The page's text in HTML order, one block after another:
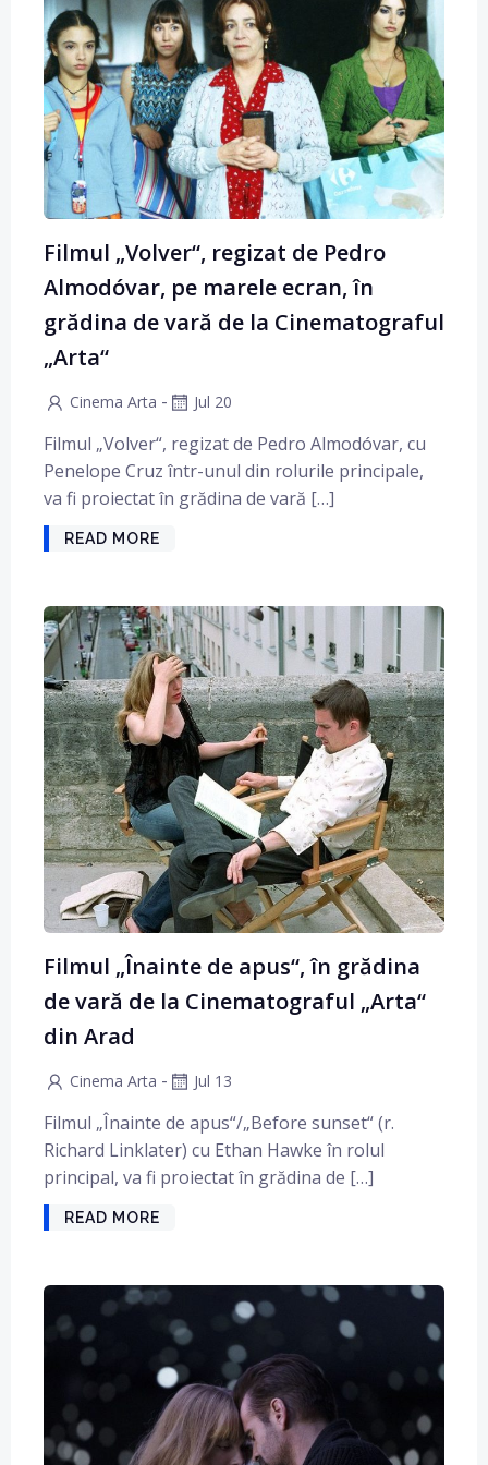
Filmul „Volver“, regizat de Pedro
Almodóvar, pe marele ecran, în
grădina de vară de la Cinematograful
„Arta“
Cinema Arta - Jul 20
Filmul „Volver“, regizat de Pedro Almodóvar, cu
Penelope Cruz într-unul din rolurile principale,
va fi proiectat în grădina de vară […]
READ MORE
Filmul „Înainte de apus“, în grădina
de vară de la Cinematograful „Arta“
din Arad
Cinema Arta - Jul 13
Filmul „Înainte de apus“/„Before sunset“ (r.
Richard Linklater) cu Ethan Hawke în rolul
principal, va fi proiectat în grădina de […]
READ MORE